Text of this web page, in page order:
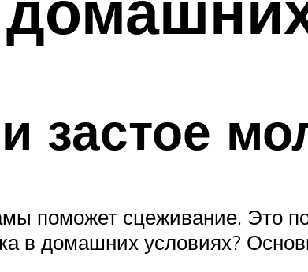
застое
поможет сцеживание. Это
в домашних условиях?